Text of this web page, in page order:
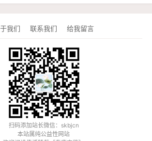
我们 联系我们 给我留言
扫码添加站长微信：skbjcn
本站属纯公益性网站